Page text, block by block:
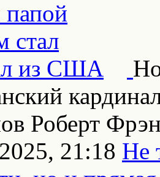
Роберт
21:18 Не